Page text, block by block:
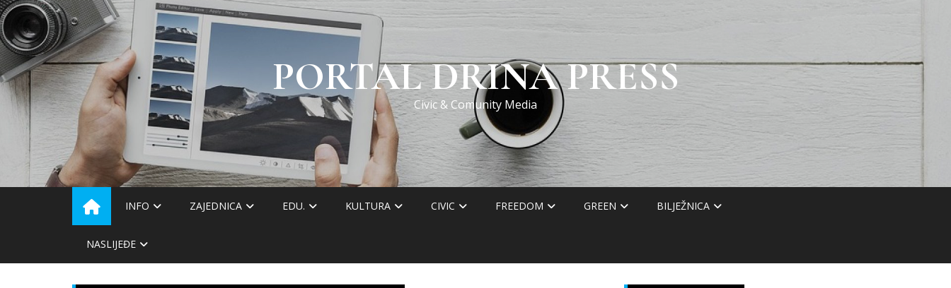
Skip
to
content
PORTAL DRINA PRESS
Civic & Comunity Media
INFO ZAJEDNICA EDU. KULTURA CIVIC FREEDOM GREEN BILJEŽNICA
NASLIJEĐE